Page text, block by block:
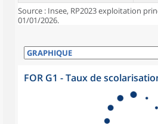
Source : Insee, RP2023 exploitation
01/01/2026.
FOR G1 - Taux de